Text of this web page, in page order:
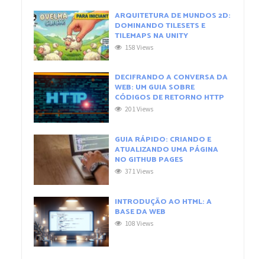
ARQUITETURA DE MUNDOS 2D:
DOMINANDO TILESETS E
TILEMAPS NA UNITY
158 Views
DECIFRANDO A CONVERSA DA
WEB: UM GUIA SOBRE
CÓDIGOS DE RETORNO HTTP
201 Views
GUIA RÁPIDO: CRIANDO E
ATUALIZANDO UMA PÁGINA
NO GITHUB PAGES
371 Views
INTRODUÇÃO AO HTML: A
BASE DA WEB
108 Views